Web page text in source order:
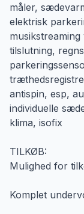
måler,
elektrisk
tilslutning,
antispin, esp,
individuelle
klima, isofix
TILKØB:
Mulighed for
Komplet